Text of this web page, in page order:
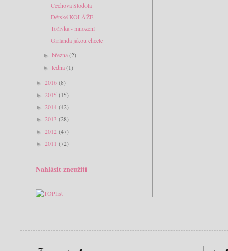
Čechova Stodola
Dětské KOLÁŽE
Tořivka - množení
Girlanda jakou chcete
►března(2)
►ledna(1)
► 2016(8)
► 2015 (15)
► 2014(42)
► 2013 (28)
► 2012(47)
► 2011 (72)
Nahlásit zneužití